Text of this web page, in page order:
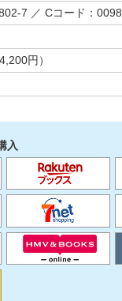
7 ／ Cコード：0098
円）
入